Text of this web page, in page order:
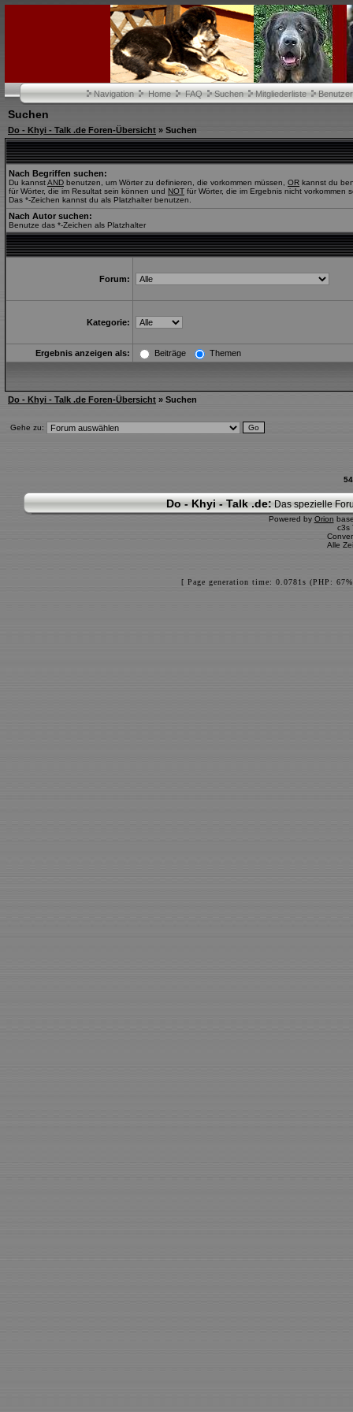
Navigation Home FAQ Suchen Mitgliederliste
Suchen
Do - Khyi - Talk .de Foren-Übersicht » Suchen
Nach Begriffen suchen:
Du kannstAND benutzen, um Wörter zu definieren, die vorkommen müssen, OR kannst du
für Wörter, die im Resultat sein können und NOT für Wörter, die im Ergebnis nicht vorkommen
Das *-Zeichen kannst du als Platzhalter benutzen.
Nach Autor suchen:
Benutze das *-Zeichen als Platzhalter
Forum:
Kategorie:
Ergebnis anzeigen als: Beiträge Themen
Do - Khyi - Talk .de Foren-Übersicht » Suchen
Gehe zu:
Do - Khyi - Talk .de: Das spezielle
Powered by Orion
c3s
Alle
[ Page generation time: 0.0781s (PHP: